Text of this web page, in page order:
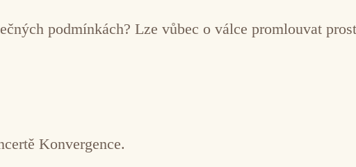
podmínkách? Lze vůbec o válce promlouvat
Konvergence.